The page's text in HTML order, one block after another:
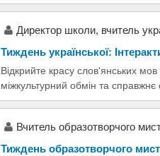
Директор школи, вчитель
Тиждень української:
Відкрийте красу слов'янських мов
міжкультурний обмін та справжнє
Вчитель образотворчого
Тиждень образотворчого